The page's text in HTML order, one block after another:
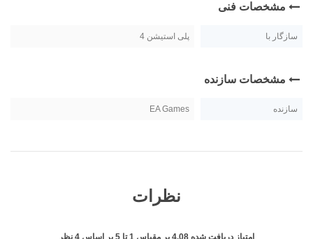
مشخصات فنی
سازگار با پلی استیشن 4
مشخصات سازنده
سازنده EA Games
نظرات